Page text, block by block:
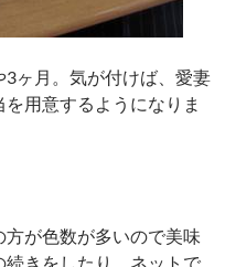
ヶ月。気が付けば、愛妻
用意するようになりま
が色数が多いので美味
続きをしたり、ネットで